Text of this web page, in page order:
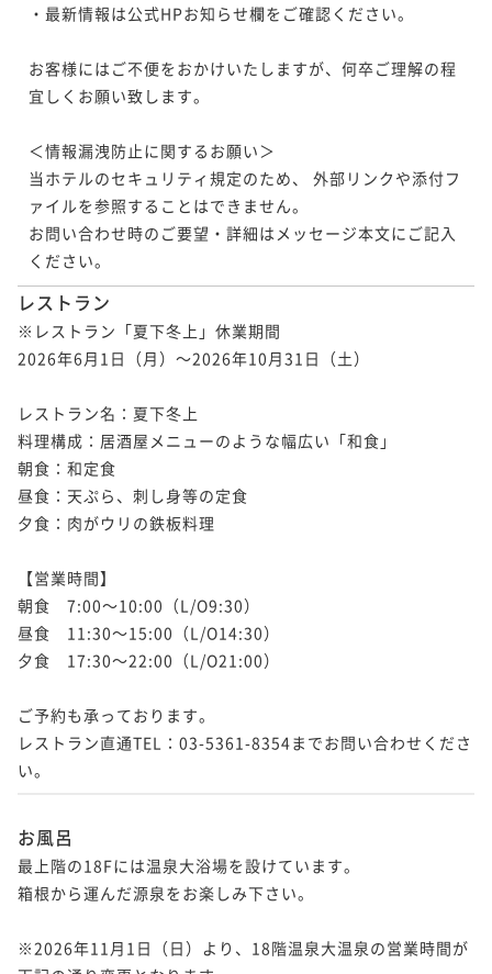
・最新情報は公式HPお知らせ欄をご確認ください。
お客様にはご不便をおかけいたしますが、何卒ご理解の程
宜しくお願い致します。
＜情報漏洩防止に関するお願い＞
当ホテルのセキュリティ規定のため、 外部リンクや添付フ
ァイルを参照することはできません。
お問い合わせ時のご要望・詳細はメッセージ本文にご記入
ください。
レストラン
※レストラン「夏下冬上」休業期間
2026年6月1日（月）～2026年10月31日（土）
レストラン名：夏下冬上
料理構成：居酒屋メニューのような幅広い「和食」
朝食：和定食
昼食：天ぷら、刺し身等の定食
夕食：肉がウリの鉄板料理
【営業時間】
朝食　7:00～10:00（L/O9:30）
昼食　11:30～15:00（L/O14:30）
夕食　17:30～22:00（L/O21:00）
ご予約も承っております。
レストラン直通TEL：03-5361-8354までお問い合わせくださ
お風呂
最上階の18Fには温泉大浴場を設けています。
箱根から運んだ源泉をお楽しみ下さい。
※2026年11月1日（日）より、18階温泉大温泉の営業時間が